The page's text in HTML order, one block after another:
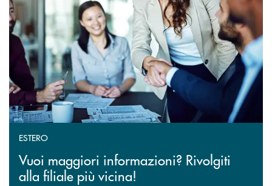
ESTERO
Vuoi maggiori informazioni? Rivolgiti
alla filiale più vicina!